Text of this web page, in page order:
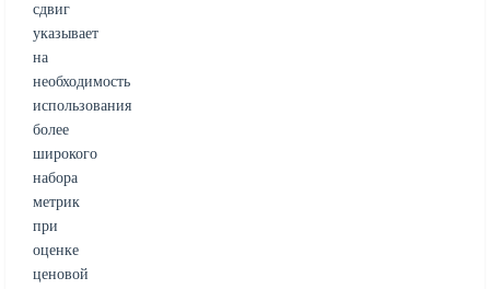
сдвиг
указывает
на
необходимость
использования
более
широкого
набора
метрик
при
оценке
ценовой